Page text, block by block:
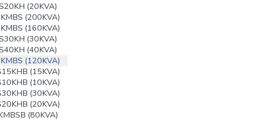
(20KVA)
(200KVA)
(160KVA)
(30KVA)
(40KVA)
(120KVA)
(15KVA)
(10KVA)
(30KVA)
(20KVA)
(80KVA)